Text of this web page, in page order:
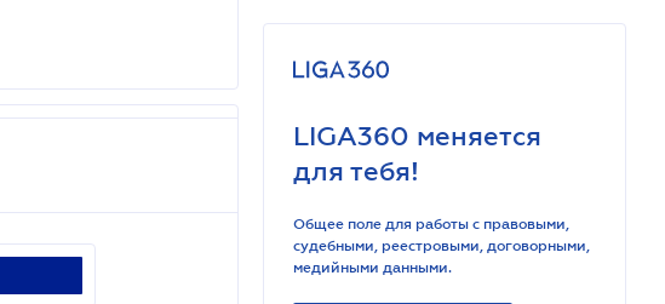
LIGA360 меняется
для тебя!
Общее поле для работы с правовыми,
судебными, реестровыми, договорными,
медийными данными.